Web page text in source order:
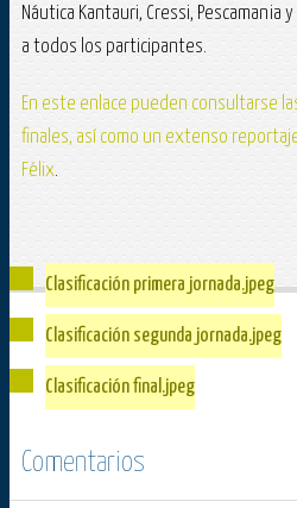
Náutica Kantauri, Cressi,
a todos los participantes.
En este enlace pueden consultarse
finales, así como un extenso
Félix.
Clasificación primera jornada.jpeg
Clasificación segunda jornada.jpeg
Clasificación final.jpeg
Comentarios